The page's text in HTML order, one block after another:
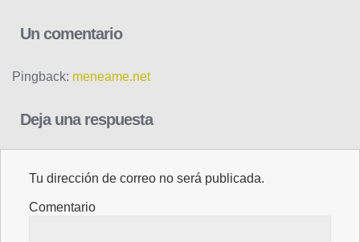
Un comentario
Pingback: meneame.net
Deja una respuesta
Tu dirección de correo no será publicada.
Comentario